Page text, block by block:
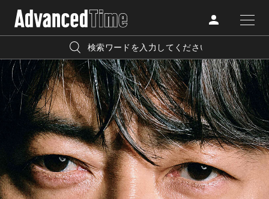
CATEGORY
FASHION
BEAUTY
TRAVEL
AdvancedClub
『AdvancedTime』は、自由でしなやかに生きるハイエンド
な大人達におくる、スペシャルイシュー満載のメディア。
高感度なファッション、カルチャーに溺愛、未知の幅広い
教養を求め、今までの人生で積んだ経験、知見を余裕をも
人気の検索キーワード
宿泊 プレゼント
リゾート インテリア
美白 アイメイク